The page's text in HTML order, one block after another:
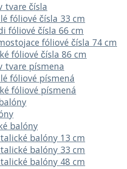
tvare čísla
fóliové čísla 33 cm
fóliové čísla 66 cm
fóliové čísla 74 cm
fóliové čísla 86 cm
tvare písmena
fóliové písmená
fóliové písmená
balóny
balóny 13 cm
balóny 33 cm
balóny 48 cm